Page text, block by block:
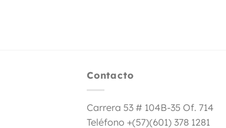
Contacto
Carrera 53 # 104B-35 Of. 714
Teléfono +(57)(601) 378 1281